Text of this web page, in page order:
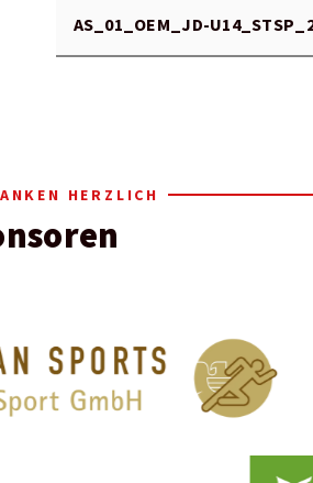
AS_01_OEM_JD-
HERZLICH